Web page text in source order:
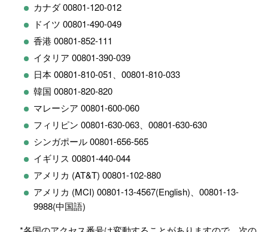
カナダ 00801-120-012
ドイツ 00801-490-049
香港 00801-852-111
イタリア 00801-390-039
日本 00801-810-051、00801-810-033
韓国 00801-820-820
マレーシア 00801-600-060
フィリピン 00801-630-063、00801-630-630
シンガポール 00801-656-565
イギリス 00801-440-044
アメリカ (AT&T) 00801-102-880
アメリカ (MCI) 00801-13-4567(English)、00801-13-
9988(中国語)